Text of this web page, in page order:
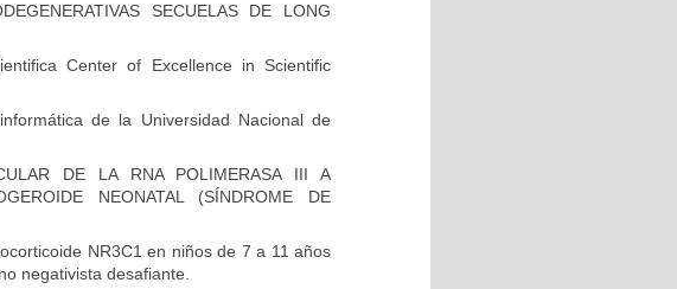
SECUELAS DE LONG
Center of Excellence in Scientific
de la Universidad Nacional de
DE LA RNA POLIMERASA III A
NEONATAL (SÍNDROME DE
NR3C1 en niños de 7 a 11 años
negativista desafiante.